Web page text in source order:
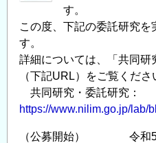
ド
共
創
web
セ
ミ
ナ
す。
この度、下記の委託研究を
す。
詳細については、「共同研
（下記URL）をご覧くださ
共同研究・委託研究：
https://www.nilim.go.jp/lab/
（公募開始） 令和5